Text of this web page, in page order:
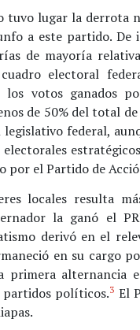
tuvo lugar la derrota
a este partido. De
de mayoría
electoral
votos ganados
de 50% del total
federal,
por el Partido de
locales resulta
la ganó el
derivó en el
en su cargo
primera alternancia
partidos políticos.3 El